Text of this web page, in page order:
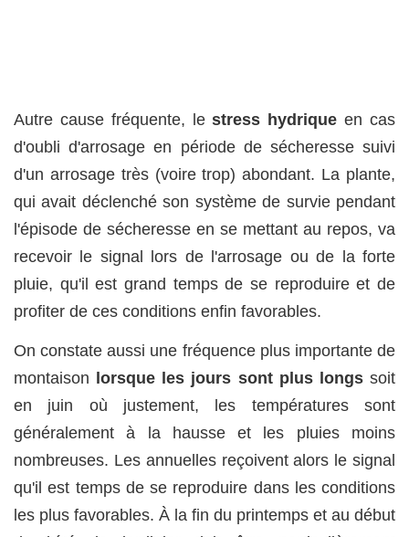
Autre cause fréquente, lestress hydrique en cas
d'oubli d'arrosage en période de sécheresse suivi
d'un arrosage très (voire trop) abondant. La plante,
qui avait déclenché son système de survie pendant
l'épisode de sécheresse en se mettant au repos, va
recevoir le signal lors de l'arrosage ou de la forte
pluie, qu'il est grand temps de se reproduire et de
profiter de ces conditions enfin favorables.
On constate aussi une fréquence plus importante de
montaison lorsque les jours sont plus longssoit
en juin où justement, les températures sont
généralement à la hausse et les pluies moins
nombreuses. Les annuelles reçoivent alors le signal
qu'il est temps de se reproduire dans les conditions
les plus favorables. À la fin du printemps et au début